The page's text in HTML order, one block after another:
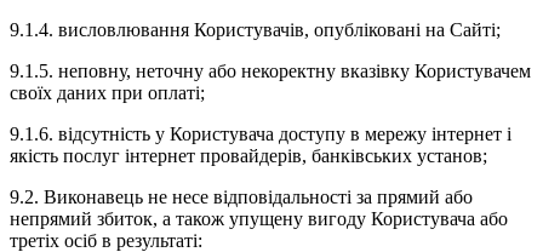
9.1.4. висловлювання Користувачів, опубліковані на Сайті;
9.1.5. неповну, неточну або некоректну вказівку Користувачем
своїх даних при оплаті;
9.1.6. відсутність у Користувача доступу в мережу інтернет і
якість послуг інтернет провайдерів, банківських установ;
9.2. Виконавець не несе відповідальності за прямий або
непрямий збиток, а також упущену вигоду Користувача або
третіх осіб в результаті: